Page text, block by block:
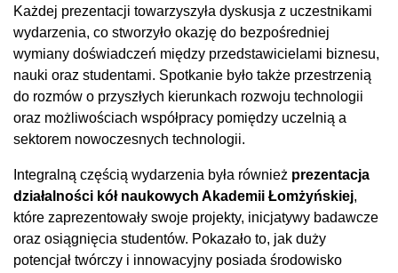
Każdej prezentacji towarzyszyła dyskusja z uczestnikami
wydarzenia, co stworzyło okazję do bezpośredniej
wymiany doświadczeń między przedstawicielami biznesu,
nauki oraz studentami. Spotkanie było także przestrzenią
do rozmów o przyszłych kierunkach rozwoju technologii
oraz możliwościach współpracy pomiędzy uczelnią a
sektorem nowoczesnych technologii.
Integralną częścią wydarzenia była również prezentacja
działalności kół naukowych Akademii Łomżyńskiej,
które zaprezentowały swoje projekty, inicjatywy badawcze
oraz osiągnięcia studentów. Pokazało to, jak duży
potencjał twórczy i innowacyjny posiada środowisko